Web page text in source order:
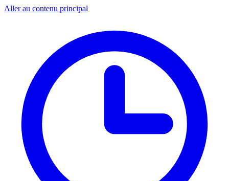
Aller au contenu principal